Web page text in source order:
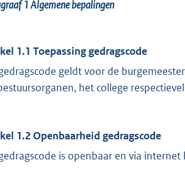
1Algemene bepalingen
1.1 Toepassing gedragscode
geldt voor de
het college
1.2 Openbaarheid gedragscode
is openbaar en via internet